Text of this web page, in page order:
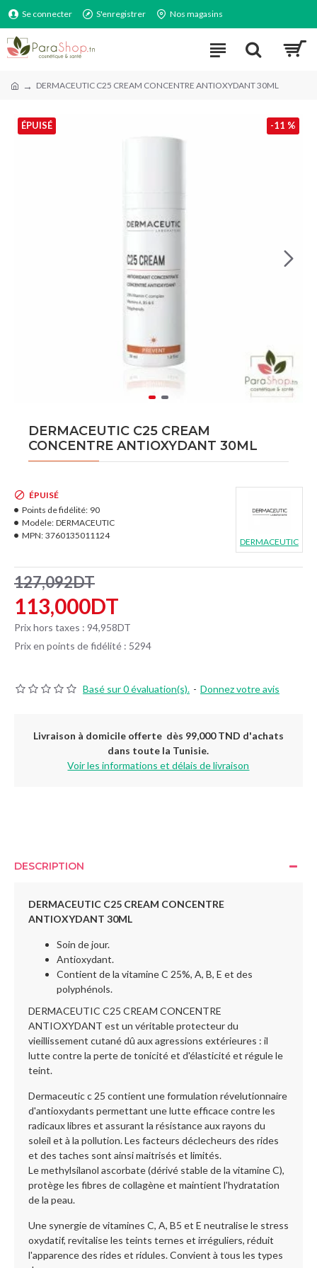
Se connecter S'enregistrer Nos magasins
DERMACEUTIC C25 CREAM CONCENTRE ANTIOXYDANT 30ML
-11 %
ÉPUISÉ
DERMACEUTIC C25 CREAM
CONCENTRE ANTIOXYDANT 30ML
Basé sur 0 évaluation(s). - Donnez votre avis
113,000DT
127,092DT
Prix hors taxes : 94,958DT
Prix en points de fidélité : 5294
ÉPUISÉ
Points de fidélité: 90
Modèle: DERMACEUTIC
MPN: 3760135011124
DERMACEUTIC
Livraison à domicile offerte dès 99,000 TND d'achats
dans toute la Tunisie.
Voir les informations et délais de livraison
DESCRIPTION
DERMACEUTIC C25 CREAM CONCENTRE
ANTIOXYDANT 30ML
Soin de jour.
Antioxydant.
Contient de la vitamine C 25%, A, B, E et des
polyphénols.
DERMACEUTIC C25 CREAM CONCENTRE
ANTIOXYDANT est un véritable protecteur du
vieillissement cutané dû aux agressions extérieures : il
lutte contre la perte de tonicité et d'élasticité et régule le
teint.
Dermaceutic c 25 contient une formulation révelutionnaire
d'antioxydants permettant une lutte efficace contre les
radicaux libres et assurant la résistance aux rayons du
soleil et à la pollution. Les facteurs déclecheurs des rides
et des taches sont ainsi maitrisés et limités.
Le methylsilanol ascorbate (dérivé stable de la vitamine C),
protège les fibres de collagène et maintient l'hydratation
de la peau.
Une synergie de vitamines C, A, B5 et E neutralise le stress
oxydatif, revitalise les teints ternes et irréguliers, réduit
l'apparence des rides et ridules. Convient à tous les types